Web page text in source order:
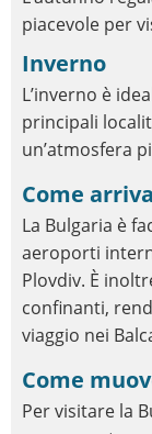
piacevole per
Inverno
L’inverno è
principali
un’atmosfera
Come
La Bulgaria è
aeroporti
Plovdiv. È
confinanti,
viaggio nei
Come
Per visitare la